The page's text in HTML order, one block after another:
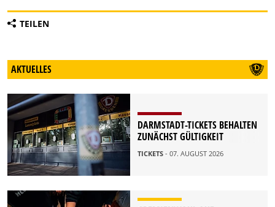
TEILEN
AKTUELLES
DARMSTADT-TICKETS BEHALTEN
ZUNÄCHST GÜLTIGKEIT
TICKETS - 07. AUGUST 2026